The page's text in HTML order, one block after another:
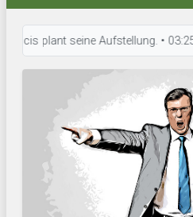
plant seine Aufstellung. • 03:25